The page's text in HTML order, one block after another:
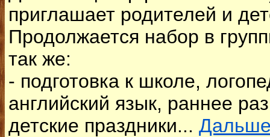
приглашает родителей и
Продолжается набор в
так же:
- подготовка к школе,
английский язык, раннее
детские праздники...